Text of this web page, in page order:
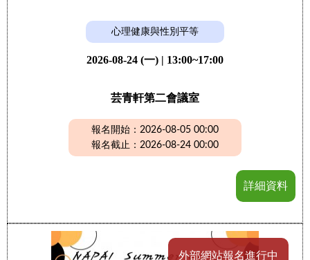
心理健康與性別平等
2026-08-24 (一) | 13:00~17:00
芸青軒第二會議室
報名開始：2026-08-05 00:00
報名截止：2026-08-24 00:00
詳細資料
外部網站報名進行中